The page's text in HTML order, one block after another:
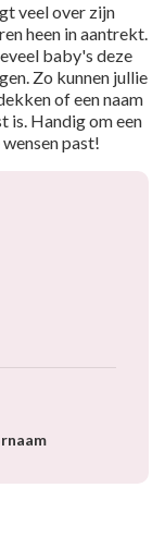
veel over zijn
heen in aantrekt.
baby's deze
Zo kunnen jullie
of een naam
is. Handig om een
past!